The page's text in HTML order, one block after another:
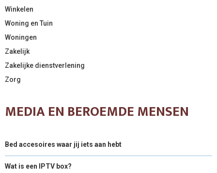
Winkelen
Woning en Tuin
Woningen
Zakelijk
Zakelijke dienstverlening
Zorg
MEDIA EN BEROEMDE MENSEN
Bed accesoires waar jij iets aan hebt
Wat is een IPTV box?